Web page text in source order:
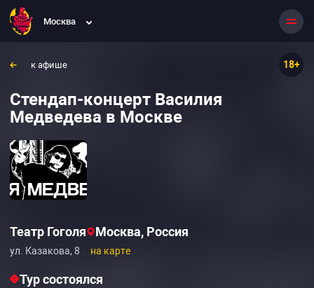
Москва
к афише 18+
Стендап-концерт Василия
Медведева в Москве
Театр Гоголя Москва, Россия
ул. Казакова, 8 на карте
Тур состоялся